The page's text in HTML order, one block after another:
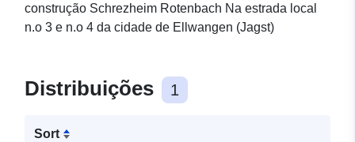
construção Schrezheim Rotenbach Na estrada local
n.o 3 e n.o 4 da cidade de Ellwangen (Jagst)
Distribuições 1
Sort